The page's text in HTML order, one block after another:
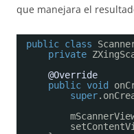
que manejara el
public class
private
@Override
public void
super